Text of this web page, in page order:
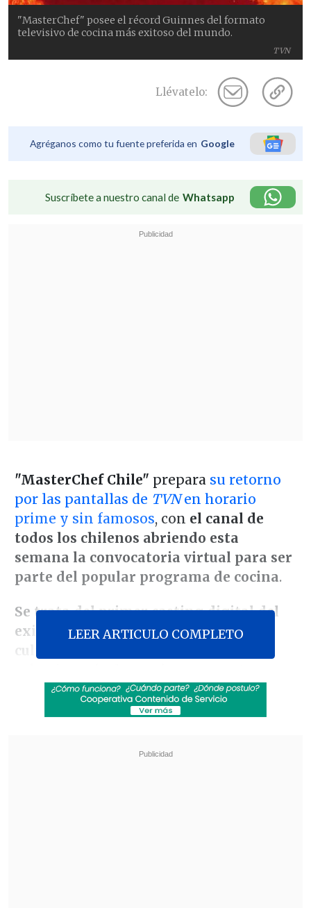
TVN
"MasterChef" posee el récord Guinnes del formato
televisivo de cocina más exitoso del mundo.
Llévatelo:
Agréganos como tu fuente preferida en Google
Suscríbete a nuestro canal de Whatsapp
"MasterChef Chile" prepara su retorno
por las pantallas de TVNen horario
prime y sin famosos, con el canal de
todos los chilenos abriendo esta
semana la convocatoria virtual para ser
parte del popular programa de cocina.
Se trata del primer casting digital del
exitoso formato de competencia
culinaria
que participarán de la nueva versión
local del programa.
LEER ARTICULO COMPLETO